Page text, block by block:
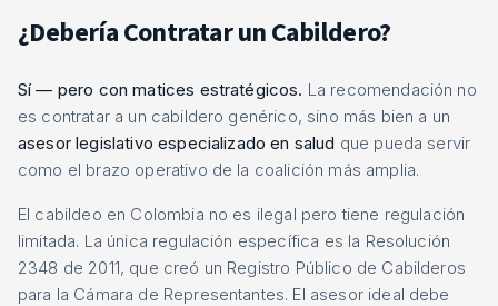
¿Debería Contratar un Cabildero?
Sí — pero con matices estratégicos. La recomendación no
es contratar a un cabildero genérico, sino más bien a un
asesor legislativo especializado en salud que pueda servir
como el brazo operativo de la coalición más amplia.
El cabildeo en Colombia no es ilegal pero tiene regulación
limitada. La única regulación específica es la Resolución
2348 de 2011, que creó un Registro Público de Cabilderos
para la Cámara de Representantes. El asesor ideal debe